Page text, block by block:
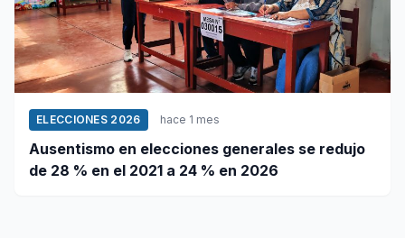
ELECCIONES 2026 hace 1 mes
Ausentismo en elecciones generales se redujo
de 28 % en el 2021 a 24 % en 2026